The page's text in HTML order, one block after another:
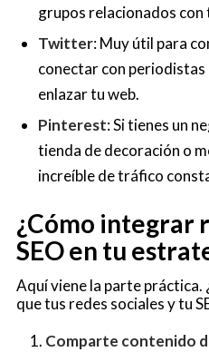
grupos relacionados con
Twitter: Muy útil para
conectar con periodistas
enlazar tu web.
Pinterest: Si tienes un
tienda de decoración o
increíble de tráfico
¿Cómo integrar
SEO en tu
Aquí viene la parte práctica.
que tus redes sociales y tu
Comparte contenido